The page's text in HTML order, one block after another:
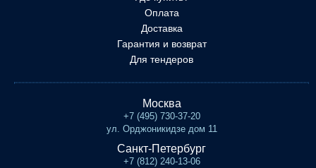
Оплата
Доставка
Гарантия и возврат
Для тендеров
Москва
+7 (495) 730-37-20
ул. Орджоникидзе дом 11
Санкт-Петербург
+7 (812) 240-13-06